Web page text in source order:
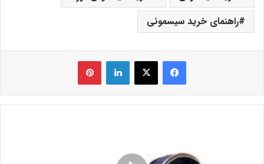
راهنمای خرید سیسمونی
فیس بوک X لینکدین ‫پین‌ترست